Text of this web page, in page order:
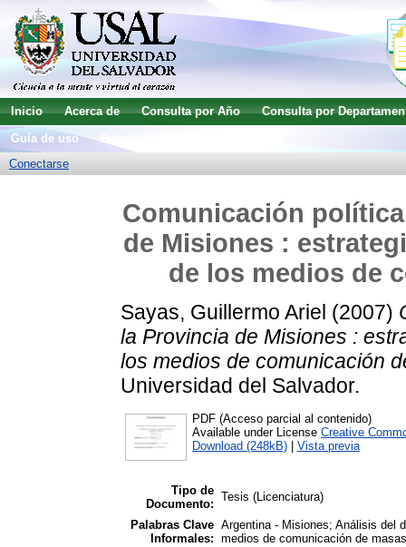
Inicio Acerca de Consulta por Año
Consulta por
Guía de uso
Conectarse
Comunicación
de Misiones :
de los medios de
Sayas, Guillermo Ariel (2007)
la Provincia de Misiones :
los medios de comunicación
Universidad del Salvador.
PDF (Acceso parcial al contenido)
Available under License Creative
Download (248kB)
Vista previa
Tipo de
Documento:
Tesis (Licenciatura)
Palabras Clave
Informales:
Argentina - Misiones; Análisis del
medios de comunicación de